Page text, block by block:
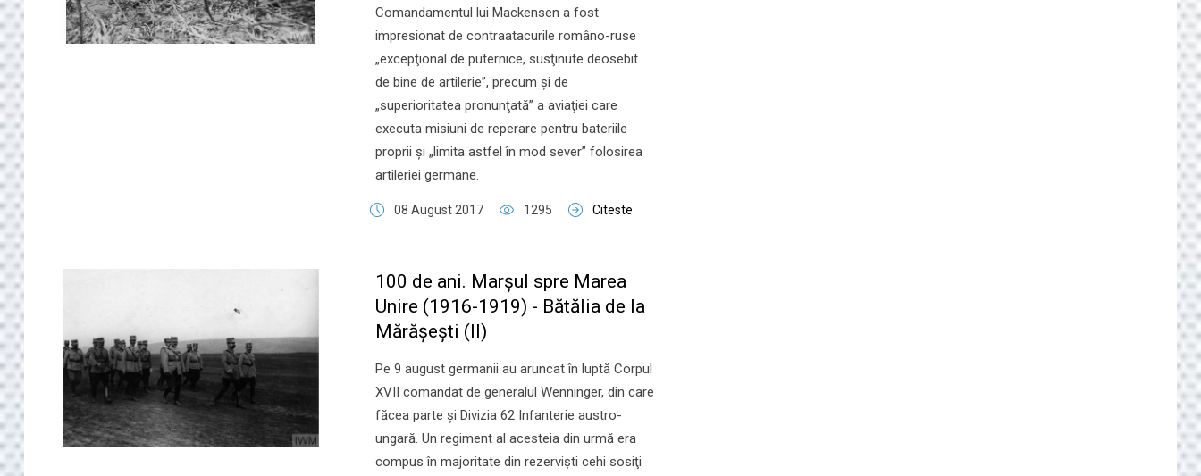
Comandamentul lui Mackensen a fost
impresionat de contraatacurile româno-ruse
„excepţional de puternice, susţinute deosebit
de bine de artilerie”, precum şi de
„superioritatea pronunţată” a aviaţiei care
executa misiuni de reperare pentru bateriile
proprii şi „limita astfel în mod sever” folosirea
artileriei germane.
08 August 2017 1295 Citeste
100 de ani. Marşul spre Marea
Unire (1916-1919) - Bătălia de la
Mărăşeşti (II)
​Pe 9 august germanii au aruncat în luptă Corpul
XVII comandat de generalul Wenninger, din care
făcea parte şi Divizia 62 Infanterie austro-
ungară. Un regiment al acesteia din urmă era
compus în majoritate din rezervişti cehi sosiţi